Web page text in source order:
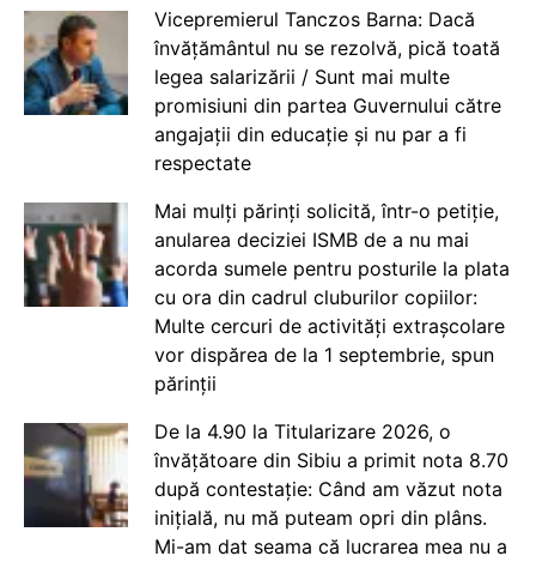
Vicepremierul Tanczos Barna: Dacă
învățământul nu se rezolvă, pică toată
legea salarizării / Sunt mai multe
promisiuni din partea Guvernului către
angajații din educație și nu par a fi
respectate
Mai mulți părinți solicită, într-o petiție,
anularea deciziei ISMB de a nu mai
acorda sumele pentru posturile la plata
cu ora din cadrul cluburilor copiilor:
Multe cercuri de activități extrașcolare
vor dispărea de la 1 septembrie, spun
părinții
De la 4.90 la Titularizare 2026, o
învățătoare din Sibiu a primit nota 8.70
după contestație: Când am văzut nota
inițială, nu mă puteam opri din plâns.
Mi-am dat seama că lucrarea mea nu a